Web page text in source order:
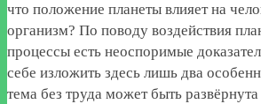
что положение планеты влияет на
организм? По поводу воздействия
процессы есть неоспоримые
себе изложить здесь лишь два
тема без труда может быть